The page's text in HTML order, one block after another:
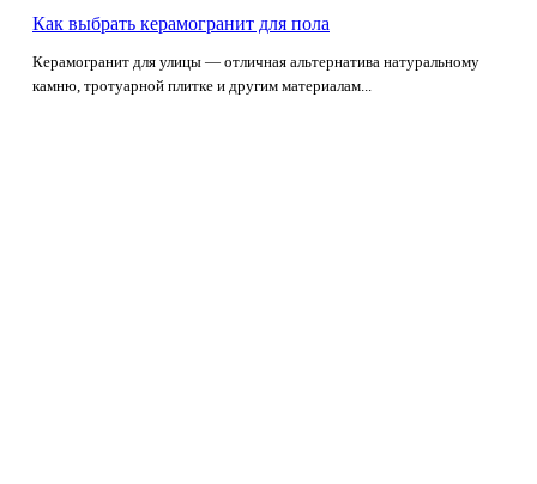
Как выбрать керамогранит для пола
Керамогранит для улицы — отличная альтернатива натуральному
камню, тротуарной плитке и другим материалам...